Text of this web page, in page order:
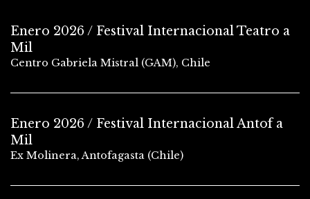
Enero 2026 / Festival Internacional Teatro a
Mil
Centro Gabriela Mistral (GAM), Chile
Enero 2026 / Festival Internacional Antof a
Mil
Ex Molinera, Antofagasta (Chile)